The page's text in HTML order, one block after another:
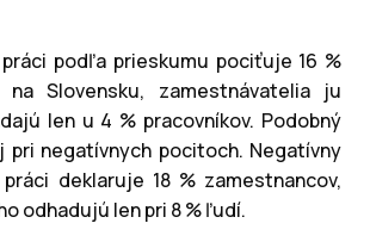
podľa prieskumu pociťuje 16 %
na Slovensku, zamestnávatelia ju
len u 4 % pracovníkov. Podobný
pri negatívnych pocitoch. Negatívny
deklaruje 18 % zamestnancov,
odhadujú len pri 8 % ľudí.